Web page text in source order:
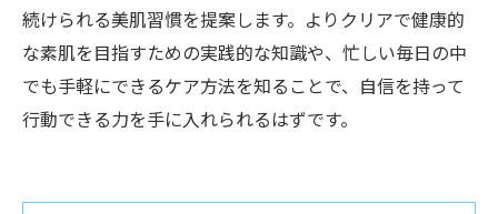
続けられる美肌習慣を提案します。よりクリアで健康的
な素肌を目指すための実践的な知識や、忙しい毎日の中
でも手軽にできるケア方法を知ることで、自信を持って
行動できる力を手に入れられるはずです。